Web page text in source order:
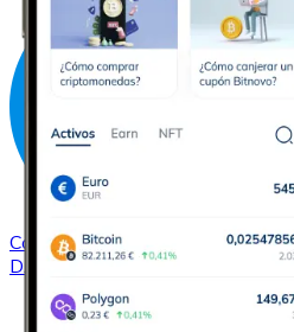
ComprarDash con
DASH